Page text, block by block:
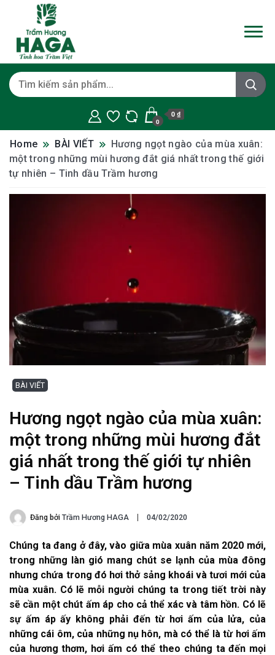
0
0 ₫
Home BÀI VIẾT
Hương ngọt ngào của mùa xuân:
một trong những mùi hương đắt giá nhất trong thế giới
tự nhiên – Tinh dầu Trầm hương
BÀI VIẾT
Hương ngọt ngào của mùa xuân:
một trong những mùi hương đắt
giá nhất trong thế giới tự nhiên
– Tinh dầu Trầm hương
Đăng bởi Trầm Hương HAGA 04/02/2020
Chúng ta đang ở đây, vào giữa mùa xuân năm 2020 mới,
trong những làn gió mang chút se lạnh của mùa đông
nhưng chứa trong đó hơi thở sảng khoái và tươi mới của
mùa xuân. Có lẽ mỗi người chúng ta trong tiết trời này
sẽ cần một chút ấm áp cho cả thể xác và tâm hồn. Có lẽ
sự ấm áp ấy không phải đến từ hơi ấm của lửa, của
những cái ôm, của những nụ hôn, mà có thể là từ hơi ấm
của hương thơm, hơi ấm có thể theo chúng ta đến mọi